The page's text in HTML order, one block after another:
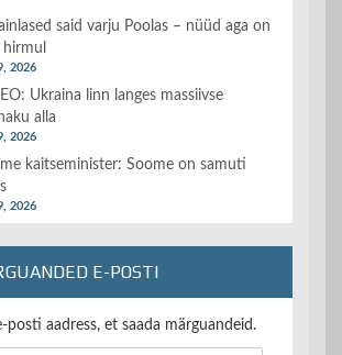
said varju Poolas – nüüd aga on
2026
Ukraina linn langes massiivse
alla
2026
kaitseminister: Soome on samuti
2026
E-POSTI
posti aadress, et saada märguandeid.